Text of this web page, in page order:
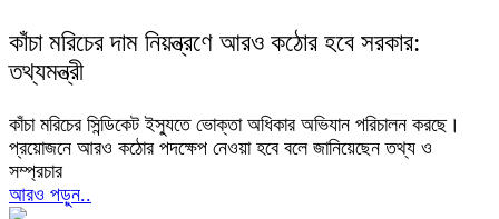
কাঁচা মরিচের দাম নিয়ন্ত্রণে আরও কঠোর হবে সরকার:
তথ্যমন্ত্রী
কাঁচা মরিচের সিন্ডিকেট ইস্যুতে ভোক্তা অধিকার অভিযান পরিচালন করছে।
প্রয়োজনে আরও কঠোর পদক্ষেপ নেওয়া হবে বলে জানিয়েছেন তথ্য ও
সম্প্রচার
আরও পড়ুন..